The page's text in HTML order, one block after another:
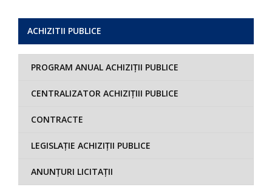
ACHIZITII PUBLICE
PROGRAM ANUAL ACHIZIȚII PUBLICE
CENTRALIZATOR ACHIZIȚIII PUBLICE
CONTRACTE
LEGISLAȚIE ACHIZIȚII PUBLICE
ANUNȚURI LICITAȚII